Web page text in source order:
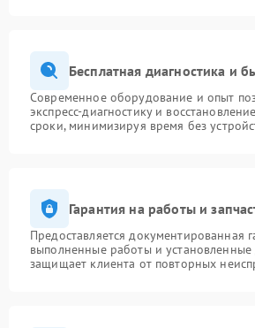
Бесплатная диагностика и
Современное оборудование и опыт
экспресс-диагностику и
сроки, минимизируя время без
Гарантия на работы и
Предоставляется документированная
выполненные работы и установленные
защищает клиента от повторных